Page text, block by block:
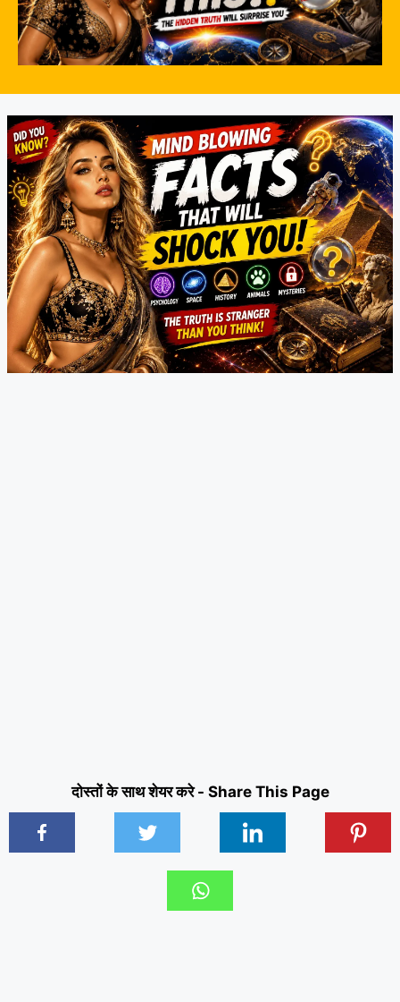
दोस्तों के साथ शेयर करे - Share This Page